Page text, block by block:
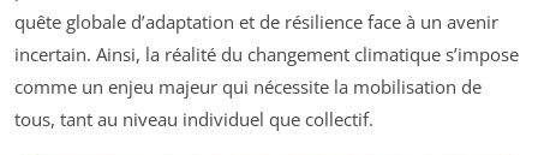
quête globale d’adaptation et de résilience face à un avenir
incertain. Ainsi, la réalité du changement climatique s’impose
comme un enjeu majeur qui nécessite la mobilisation de
tous, tant au niveau individuel que collectif.